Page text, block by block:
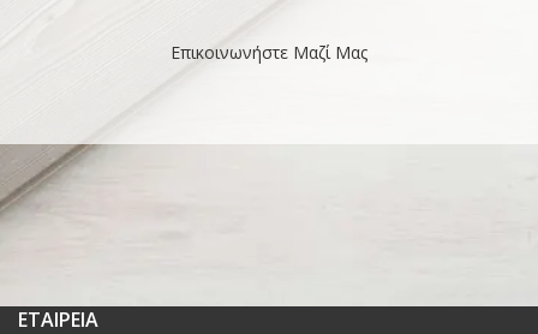
Επικοινωνήστε Μαζί Μας
ΕΤΑΙΡΕΙΑ